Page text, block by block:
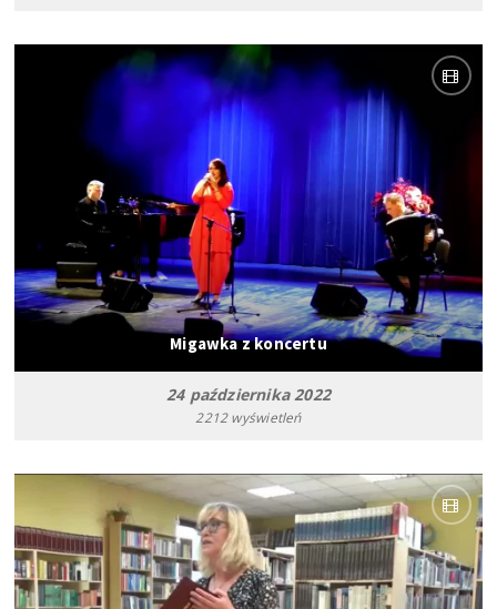
Migawka z koncertu
24 października 2022
2212 wyświetleń